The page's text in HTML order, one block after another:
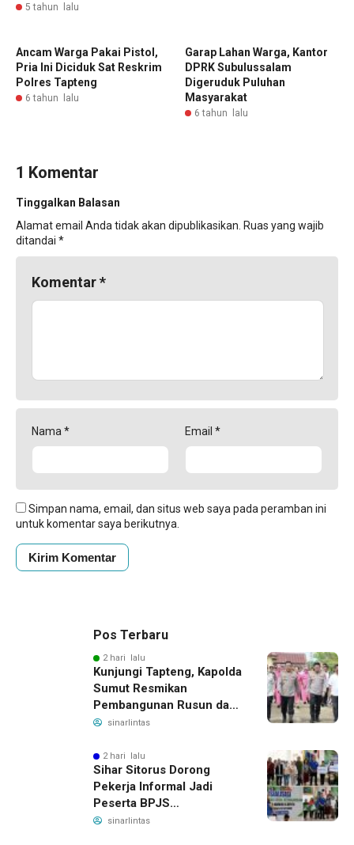
5 tahun lalu
Ancam Warga Pakai Pistol,
Pria Ini Diciduk Sat Reskrim
Polres Tapteng
6 tahun lalu
Garap Lahan Warga, Kantor
DPRK Subulussalam
Digeruduk Puluhan
Masyarakat
6 tahun lalu
1 Komentar
Tinggalkan Balasan
Alamat email Anda tidak akan dipublikasikan. Ruas yang wajib
ditandai *
Komentar*
Nama * Email *
Simpan nama, email, dan situs web saya pada peramban ini
untuk komentar saya berikutnya.
Pos Terbaru
2 hari lalu
Kunjungi Tapteng, Kapolda
Sumut Resmikan
Pembangunan Rusun dan
Benahi Empat Polsek
sinarlintas
2 hari lalu
Sihar Sitorus Dorong
Pekerja Informal Jadi
Peserta BPJS
Ketenagakerjaan, Manfaat
sinarlintas